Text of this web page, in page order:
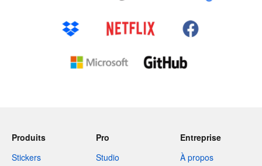
Produits
Stickers
Pro
Studio
Entreprise
À propos